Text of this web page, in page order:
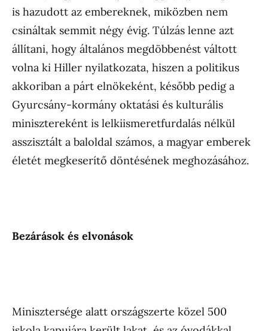
is hazudott az embereknek, miközben nem
csináltak semmit négy évig. Túlzás lenne azt
állítani, hogy általános megdöbbenést váltott
volna ki Hiller nyilatkozata, hiszen a politikus
akkoriban a párt elnökeként, később pedig a
Gyurcsány-kormány oktatási és kulturális
minisztereként is lelkiismeretfurdalás nélkül
asszisztált a baloldal számos, a magyar emberek
életét megkeserítő döntésének meghozásához.
Bezárások és elvonások
Minisztersége alatt országszerte közel 500